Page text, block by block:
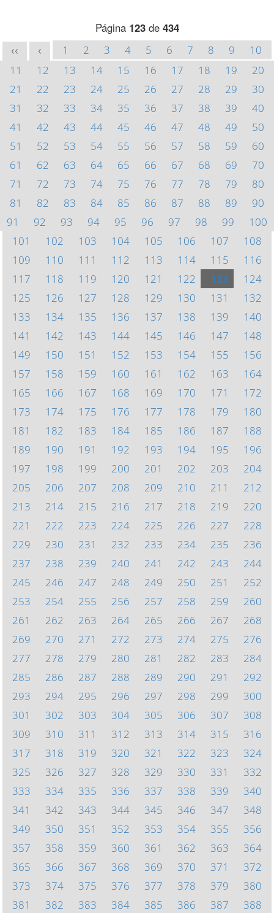
Página 123de 434
<< < 1 2 3 4 5 6 7 8 9
10
11
12 13 14 15 16 17 18 19
20
21
22 23 24 25 26 27 28 29
30
31
32 33 34 35 36 37 38 39
40
41
42 43 44 45 46 47 48 49
50
51
52 53 54 55 56 57 58 59
60
61
62 63 64 65 66 67 68 69
70
71
72 73 74 75 76 77 78 79
80
81
82 83 84 85 86 87 88 89
90
91
92 93 94 95 96 97 98 99
100
101
102 103 104 105 106 107
108
109
110 111 112 113 114 115
116
117
118 119 120 121 122 123
124
125
126 127 128 129 130 131
132
133
134 135 136 137 138 139
140
141
142 143 144 145 146 147
148
149
150 151 152 153 154 155
156
157
158 159 160 161 162 163
164
165
166 167 168 169 170 171
172
173
174 175 176 177 178 179
180
181
182 183 184 185 186 187
188
189
190 191 192 193 194 195
196
197
198 199 200 201 202 203
204
205
206 207 208 209 210 211
212
213
214 215 216 217 218 219
220
221
222 223 224 225 226 227
228
229
230 231 232 233 234 235
236
237
238 239 240 241 242 243
244
245
246 247 248 249 250 251
252
253
254 255 256 257 258 259
260
261
262 263 264 265 266 267
268
269
270 271 272 273 274 275
276
277
278 279 280 281 282 283
284
285
286 287 288 289 290 291
292
293
294 295 296 297 298 299
300
301
302 303 304 305 306 307
308
309
310 311 312 313 314 315
316
317
318 319 320 321 322 323
324
325
326 327 328 329 330 331
332
333
334 335 336 337 338 339
340
341
342 343 344 345 346 347
348
349
350 351 352 353 354 355
356
357
358 359 360 361 362 363
364
365
366 367 368 369 370 371
372
373
374 375 376 377 378 379
380
381
382 383 384 385 386 387 388